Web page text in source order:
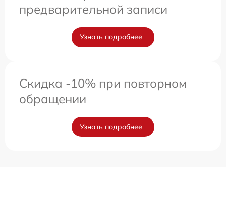
предварительной записи
Узнать подробнее
Скидка -10% при повторном
обращении
Узнать подробнее